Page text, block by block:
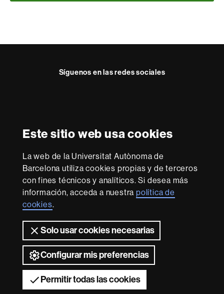
Este sitio web usa cookies
La web de la Universitat Autònoma de
Barcelona utiliza cookies propias y de terceros
con fines técnicos y analíticos. Si desea más
información, acceda a nuestrapolítica de
cookies.
Solo usar cookies necesarias
Configurar mis preferencias
Permitir todas las cookies
Síguenos en las redes sociales
Excellence
Research
-
Euraxess
Con la financiación de
Sobre
esta
web Aviso legal Protección de datos
web Accesibilidad web Mapa del web UAB
2026 Universitat Autònoma de Barcelona